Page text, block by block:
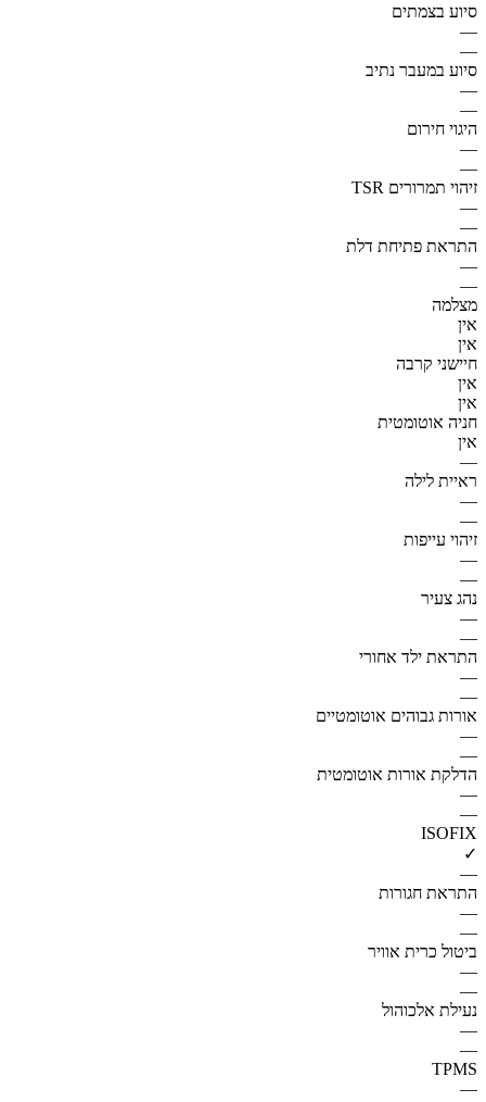
סיוע בצמתים
—
—
סיוע במעבר נתיב
—
—
היגוי חירום
—
—
זיהוי תמרורים TSR
—
—
התראת פתיחת דלת
—
—
מצלמה
אין
אין
חיישני קרבה
אין
אין
חניה אוטומטית
אין
—
ראיית לילה
—
—
זיהוי עייפות
—
—
נהג צעיר
—
—
התראת ילד אחורי
—
—
אורות גבוהים אוטומטיים
—
—
הדלקת אורות אוטומטית
—
—
ISOFIX
✓
—
התראת חגורות
—
—
ביטול כרית אוויר
—
—
נעילת אלכוהול
—
—
TPMS
—